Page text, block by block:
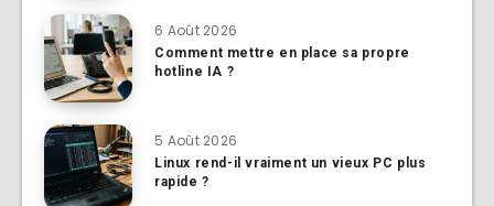
6 Août 2026
Comment mettre en place sa propre
hotline IA ?
5 Août 2026
Linux rend-il vraiment un vieux PC plus
rapide ?